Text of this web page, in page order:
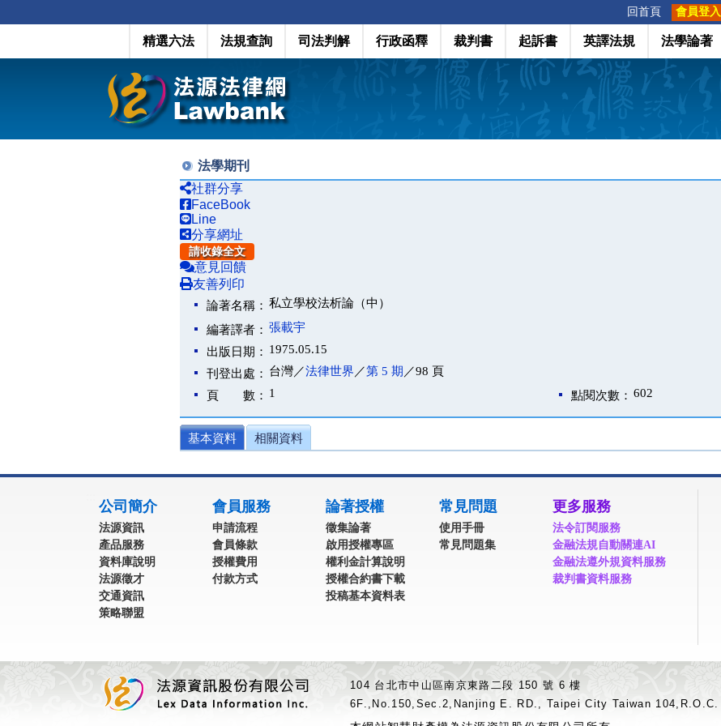
回首頁 會員登入
精選六法 法規查詢 司法判解 行政函釋 裁判書 起訴書 英譯法規 法學論著
法學期刊
社群分享
FaceBook
Line
分享網址
請收錄全文
意見回饋
友善列印
論著名稱： 私立學校法析論（中）
編著譯者： 張載宇
出版日期： 1975.05.15
刊登出處： 台灣／法律世界 ／第 5 期 ／98 頁
頁 數： 1 點閱次數： 602
基本資料 相關資料
公司簡介
法源資訊
產品服務
資料庫說明
法源徵才
交通資訊
策略聯盟
會員服務
申請流程
會員條款
授權費用
付款方式
論著授權
徵集論著
啟用授權專區
權利金計算說明
授權合約書下載
投稿基本資料表
常見問題
使用手冊
常見問題集
更多服務
法令訂閱服務
金融法規自動關連AI
金融法遵外規資料服務
裁判書資料服務
104 台北市中山區南京東路二段 150 號 6 樓
6F.,No.150,Sec.2,Nanjing E. RD., Taipei City Taiwan 104,R.O.C.